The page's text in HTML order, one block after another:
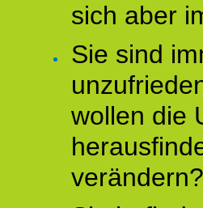
sich aber
Sie sind
wollen die
verändern?